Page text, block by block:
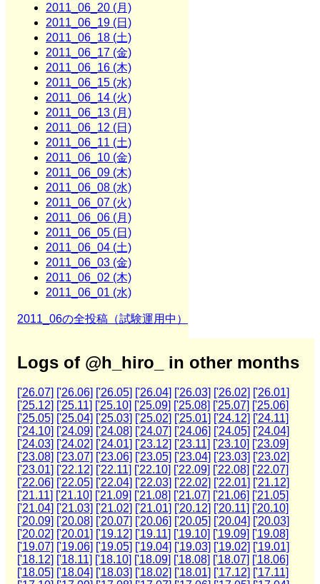
2011_06_20 (月)
2011_06_19 (日)
2011_06_18 (土)
2011_06_17 (金)
2011_06_16 (木)
2011_06_15 (水)
2011_06_14 (火)
2011_06_13 (月)
2011_06_12 (日)
2011_06_11 (土)
2011_06_10 (金)
2011_06_09 (木)
2011_06_08 (水)
2011_06_07 (火)
2011_06_06 (月)
2011_06_05 (日)
2011_06_04 (土)
2011_06_03 (金)
2011_06_02 (木)
2011_06_01 (水)
2011_06の全投稿（試験運用中）
Logs of @h_hiro_ in other months
['26.07] ['26.06] ['26.05] ['26.04] ['26.03] ['26.02] ['26.01]
['25.12] ['25.11] ['25.10] ['25.09] ['25.08] ['25.07] ['25.06]
['25.05] ['25.04] ['25.03] ['25.02] ['25.01] ['24.12] ['24.11]
['24.10] ['24.09] ['24.08] ['24.07] ['24.06] ['24.05] ['24.04]
['24.03] ['24.02] ['24.01] ['23.12] ['23.11] ['23.10] ['23.09]
['23.08] ['23.07] ['23.06] ['23.05] ['23.04] ['23.03] ['23.02]
['23.01] ['22.12] ['22.11] ['22.10] ['22.09] ['22.08] ['22.07]
['22.06] ['22.05] ['22.04] ['22.03] ['22.02] ['22.01] ['21.12]
['21.11] ['21.10] ['21.09] ['21.08] ['21.07] ['21.06] ['21.05]
['21.04] ['21.03] ['21.02] ['21.01] ['20.12] ['20.11] ['20.10]
['20.09] ['20.08] ['20.07] ['20.06] ['20.05] ['20.04] ['20.03]
['20.02] ['20.01] ['19.12] ['19.11] ['19.10] ['19.09] ['19.08]
['19.07] ['19.06] ['19.05] ['19.04] ['19.03] ['19.02] ['19.01]
['18.12] ['18.11] ['18.10] ['18.09] ['18.08] ['18.07] ['18.06]
['18.05] ['18.04] ['18.03] ['18.02] ['18.01] ['17.12] ['17.11]